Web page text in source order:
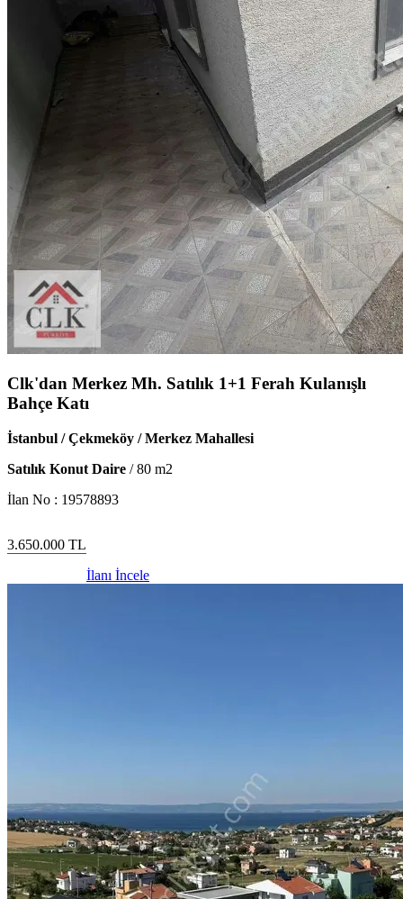
Clk'dan Merkez Mh. Satılık 1+1 Ferah Kulanışlı
Bahçe Katı
İstanbul / Çekmeköy / Merkez Mahallesi
Satılık Konut Daire /80 m2
İlan No : 19578893
3.650.000 TL
İlanı İncele